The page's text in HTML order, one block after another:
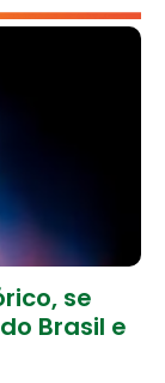
se
Brasil e